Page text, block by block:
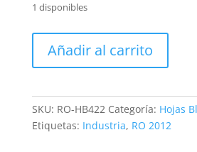
1 disponibles
BF422.
(I)
**2012
Añadir al carrito
SKU: RO-HB422 Categoría: Hojas
Etiquetas: Industria, RO 2012